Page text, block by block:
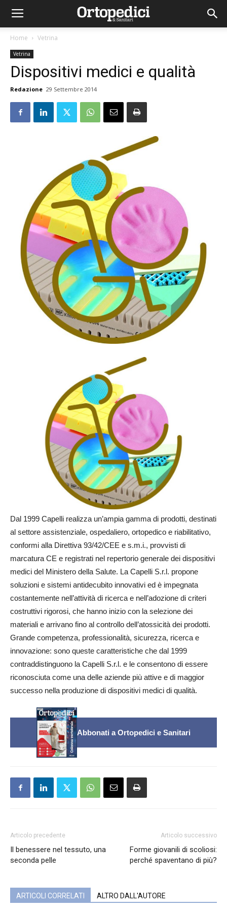
Home Vetrina
Vetrina
Dispositivi medici e qualità
Redazione 29 Settembre 2014
Dal 1999 Capelli realizza un’ampia gamma di prodotti, destinati
al settore assistenziale, ospedaliero, ortopedico e riabilitativo,
conformi alla Direttiva 93/42/CEE e s.m.i., provvisti di
marcatura CE e registrati nel repertorio generale dei dispositivi
medici del Ministero della Salute. La Capelli S.r.l. propone
soluzioni e sistemi antidecubito innovativi ed è impegnata
costantemente nell’attività di ricerca e nell’adozione di criteri
costruttivi rigorosi, che hanno inizio con la selezione dei
materiali e arrivano fino al controllo dell’atossicità dei prodotti.
Grande competenza, professionalità, sicurezza, ricerca e
innovazione: sono queste caratteristiche che dal 1999
contraddistinguono la Capelli S.r.l. e le consentono di essere
riconosciuta come una delle aziende più attive e di maggior
successo nella produzione di dispositivi medici di qualità.
Abbonati a Ortopedici e Sanitari
Articolo precedente
Il benessere nel tessuto, una
seconda pelle
Articolo successivo
Forme giovanili di scoliosi:
perché spaventano di più?
ARTICOLI CORRELATI ALTRO DALL'AUTORE